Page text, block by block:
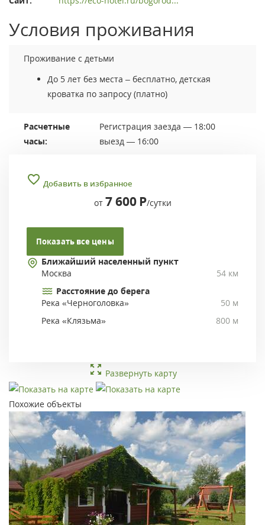
Условия проживания
Проживание с детьми
До 5 лет без места – бесплатно, детская
кроватка по запросу (платно)
Расчетные
часы:
Регистрация заезда — 18:00
выезд — 16:00
Добавить в избранное
от 7 600 Р/сутки
Показать все цены
Ближайший населенный пункт
Москва
54 км
Расстояние до берега
Река «Черноголовка»
50 м
Река «Клязьма»
800 м
Развернуть карту
Похожие объекты